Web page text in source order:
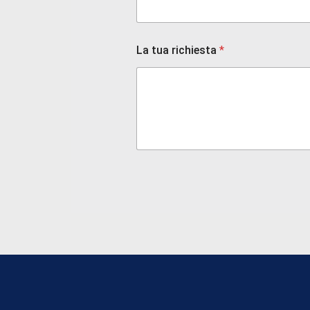
La tua richiesta *